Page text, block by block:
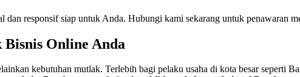
responsif siap untuk Anda. Hubungi kami sekarang untuk penawaran
Bisnis Online Anda
kebutuhan mutlak. Terlebih bagi pelaku usaha di kota besar seperti